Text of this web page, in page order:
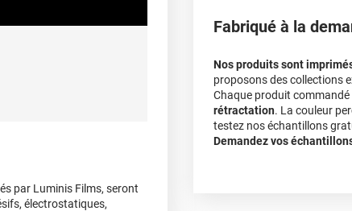
par Luminis Films, seront
électrostatiques,
Fabriqué à la
Nos produits sont
proposons des collections
Chaque produit
rétractation. La couleur
testez nos échantillons
Demandez vos